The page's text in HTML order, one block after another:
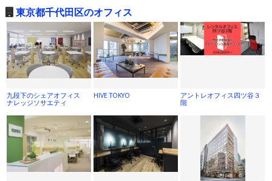
東京都千代田区のオフィス
九段下のシェアオフィス
ナレッジソサエティ
HIVE TOKYO
アントレオフィス四ツ谷３
階